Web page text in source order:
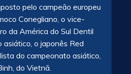
pelo campeão europeu
Conegliano, o vice-
da América do Sul Dentil
asiático, o japonês Red
do campeonato asiático,
do Vietnã.